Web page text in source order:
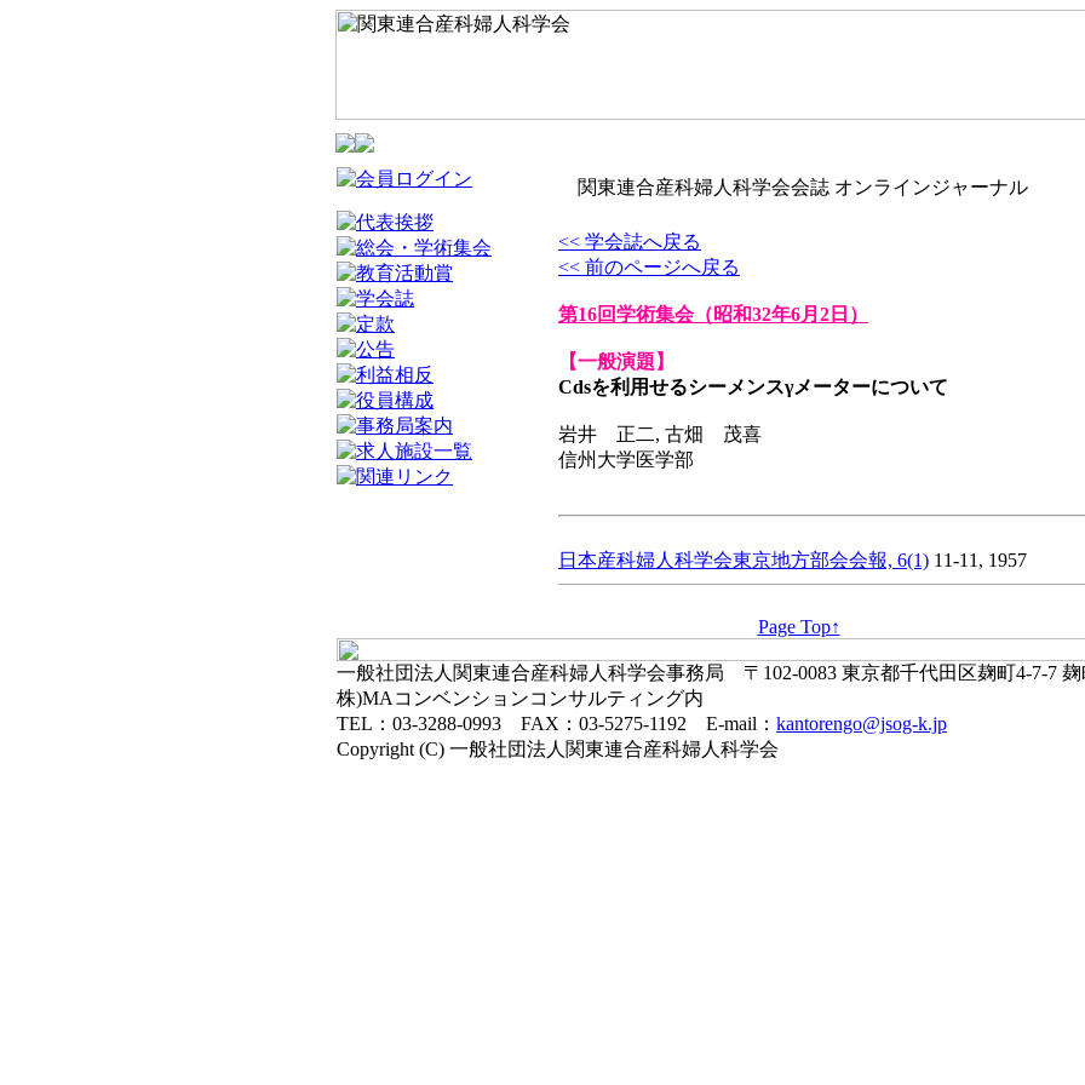
関東連合産科婦人科学会会誌 オンラインジャーナル
<< 学会誌へ戻る
<< 前のページへ戻る
第16回学術集会（昭和32年6月2日）
【一般演題】
Cdsを利用せるシーメンスγメーターについて
岩井 正二, 古畑 茂喜
信州大学医学部
日本産科婦人科学会東京地方部会会報, 6(1) 11-11, 1957
Page Top↑
一般社団法人関東連合産科婦人科学会事務局 〒102-0083 東京都千代田区麹町4-7-7
株)MAコンベンションコンサルティング内
TEL：03-3288-0993 FAX：03-5275-1192 E-mail： kantorengo@jsog-k.jp
Copyright (C) 一般社団法人関東連合産科婦人科学会